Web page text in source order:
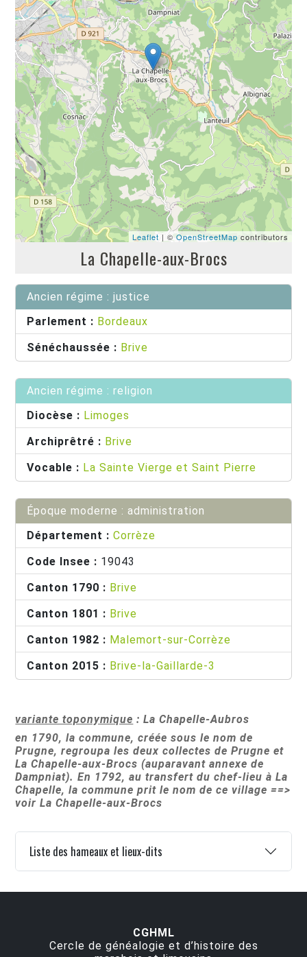
Leaflet | © OpenStreetMap contributors
La Chapelle-aux-Brocs
Ancien régime : justice
Parlement : Bordeaux
Sénéchaussée : Brive
Ancien régime : religion
Diocèse : Limoges
Archiprêtré : Brive
Vocable : La Sainte Vierge et Saint Pierre
Époque moderne : administration
Département : Corrèze
Code Insee : 19043
Canton 1790 : Brive
Canton 1801 : Brive
Canton 1982 : Malemort-sur-Corrèze
Canton 2015 : Brive-la-Gaillarde-3
variante toponymique : La Chapelle-Aubros
en 1790, la commune, créée sous le nom de
Prugne, regroupa les deux collectes de Prugne et
La Chapelle-aux-Brocs (auparavant annexe de
Dampniat). En 1792, au transfert du chef-lieu à La
Chapelle, la commune prit le nom de ce village ==>
voir La Chapelle-aux-Brocs
Liste des hameaux et lieux-dits
CGHML
Cercle de généalogie et d’histoire des